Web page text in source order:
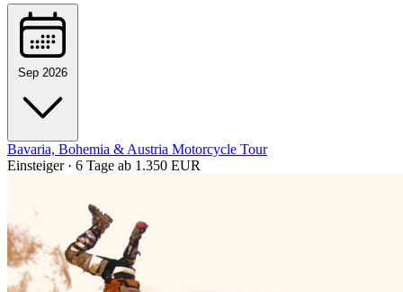
Sep 2026
Bavaria, Bohemia & Austria Motorcycle Tour
Einsteiger · 6 Tage ab 1.350 EUR